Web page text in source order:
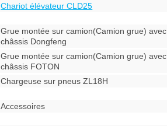
Chariot élévateur CLD25
Grue montée sur camion(Camion grue) avec
châssis Dongfeng
Grue montée sur camion(Camion grue) avec
châssis FOTON
Chargeuse sur pneus ZL18H
Accessoires